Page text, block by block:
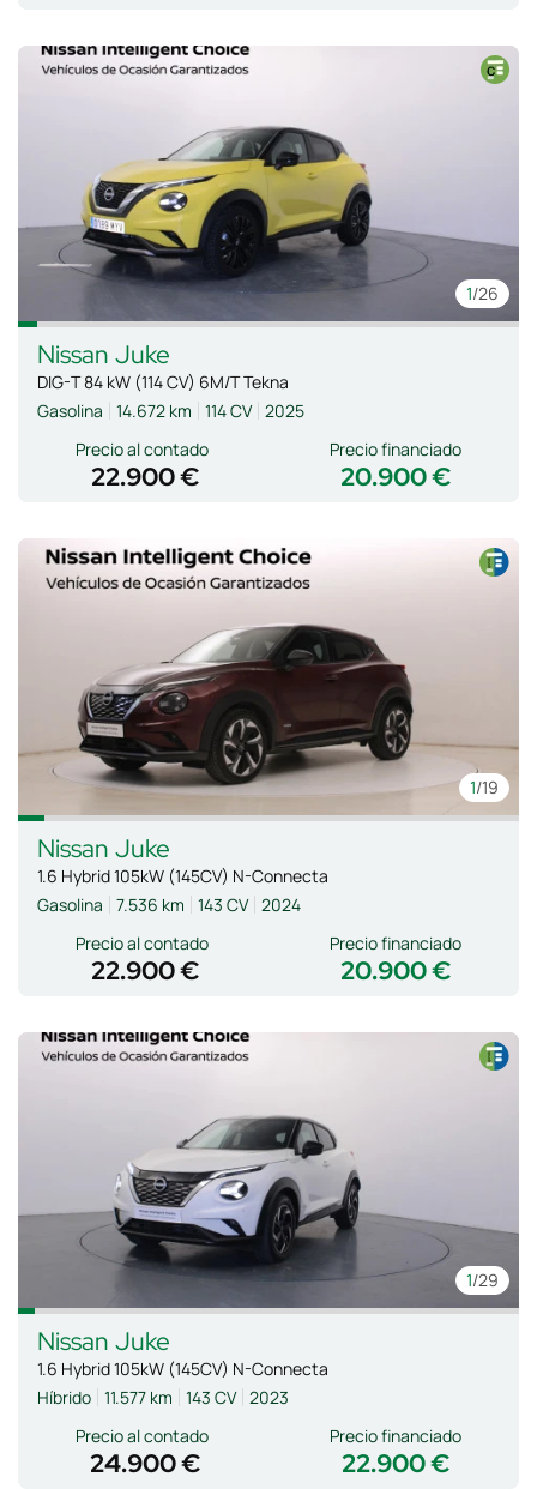
1/26
Nissan Juke
DIG-T 84 kW (114 CV) 6M/T Tekna
Gasolina
14.672 km 114 CV 2025
Precio al contado
22.900 € 20.900 €
Precio financiado
1/19
Nissan Juke
1.6 Hybrid 105kW (145CV) N-Connecta
Gasolina
7.536 km 143 CV 2024
Precio al contado
22.900 € 20.900 €
Precio financiado
1/29
Nissan Juke
1.6 Hybrid 105kW (145CV) N-Connecta
Híbrido 11.577 km 143 CV 2023
Precio al contado
24.900 € 22.900 €
Precio financiado